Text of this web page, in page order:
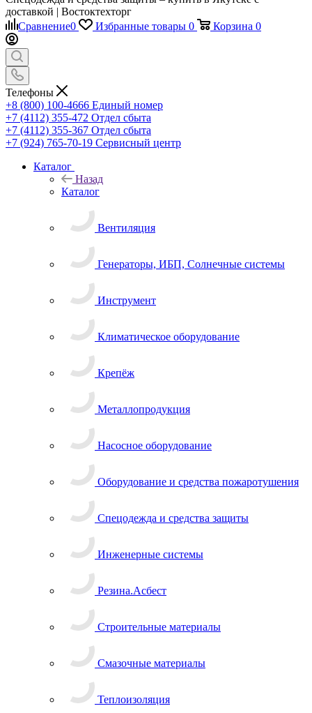
доставкой | Востоктехторг
Сравнение0 Избранные товары 0 Корзина 0
Телефоны
+8 (800) 100-4666 Единый номер
+7 (4112) 355-472 Отдел сбыта
+7 (4112) 355-367 Отдел сбыта
+7 (924) 765-70-19 Сервисный центр
Каталог
Назад
Каталог
Вентиляция
Генераторы, ИБП, Солнечные системы
Инструмент
Климатическое оборудование
Крепёж
Металлопродукция
Насосное оборудование
Оборудование и средства пожаротушения
Спецодежда и средства защиты
Инженерные системы
Резина.Асбест
Строительные материалы
Смазочные материалы
Теплоизоляция